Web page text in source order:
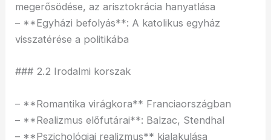
megerősödése, az arisztokrácia hanyatlása
– **Egyházi befolyás**: A katolikus egyház
visszatérése a politikába
### 2.2 Irodalmi korszak
– **Romantika virágkora** Franciaországban
– **Realizmus előfutárai**: Balzac, Stendhal
– **Pszichológiai realizmus** kialakulása